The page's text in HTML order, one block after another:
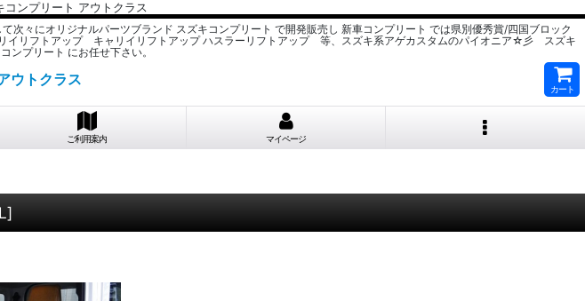
ンプリート アウトクラス
々にオリジナルパーツブランド スズキコンプリート で開発販売し 新車コンプリート では県別優秀賞/四国ブロック
イリフトアップ キャリイリフトアップ ハスラーリフトアップ 等、スズキ系アゲカスタムのパイオニア☆彡 スズキ
ンプリート にお任せ下さい。
ウトクラス
カート
ご利用案内 マイページ
]